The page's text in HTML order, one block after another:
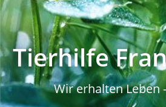
Tierhilfe
Wir erhalten Leben